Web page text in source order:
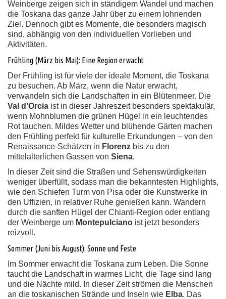
Weinberge zeigen sich in ständigem Wandel und machen
die Toskana das ganze Jahr über zu einem lohnenden
Ziel. Dennoch gibt es Momente, die besonders magisch
sind, abhängig von den individuellen Vorlieben und
Aktivitäten.
Frühling (März bis Mai): Eine Region erwacht
Der Frühling ist für viele der ideale Moment, die Toskana
zu besuchen. Ab März, wenn die Natur erwacht,
verwandeln sich die Landschaften in ein Blütenmeer. Die
Val d’Orcia ist in dieser Jahreszeit besonders spektakulär,
wenn Mohnblumen die grünen Hügel in ein leuchtendes
Rot tauchen. Mildes Wetter und blühende Gärten machen
den Frühling perfekt für kulturelle Erkundungen – von den
Renaissance-Schätzen in Florenz bis zu den
mittelalterlichen Gassen von Siena.
In dieser Zeit sind die Straßen und Sehenswürdigkeiten
weniger überfüllt, sodass man die bekanntesten Highlights,
wie den Schiefen Turm von Pisa oder die Kunstwerke in
den Uffizien, in relativer Ruhe genießen kann. Wandern
durch die sanften Hügel der Chianti-Region oder entlang
der Weinberge um Montepulciano ist jetzt besonders
reizvoll.
Sommer (Juni bis August): Sonne und Feste
Im Sommer erwacht die Toskana zum Leben. Die Sonne
taucht die Landschaft in warmes Licht, die Tage sind lang
und die Nächte mild. In dieser Zeit strömen die Menschen
an die toskanischen Strände und Inseln wie Elba. Das